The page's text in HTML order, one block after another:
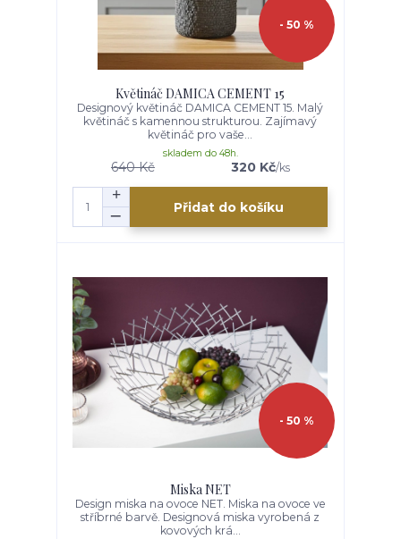
- 50 %
Květináč DAMICA CEMENT 15
Designový květináč DAMICA CEMENT 15. Malý
květináč s kamennou strukturou. Zajímavý
květináč pro vaše...
640 Kč 320 Kč/ks
skladem do 48h.
Přidat do košíku
- 50 %
Miska NET
Design miska na ovoce NET. Miska na ovoce ve
stříbrné barvě. Designová miska vyrobená z
kovových krá...